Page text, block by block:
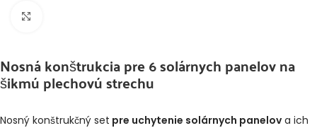
Nosná konštrukcia pre 6 solárnych panelov na
šikmú plechovú strechu
Nosný konštrukčný set pre uchytenie solárnych panelov a ich